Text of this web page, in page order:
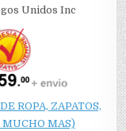
Unidos Inc
ROPA, ZAPATOS,
MUCHO MAS)